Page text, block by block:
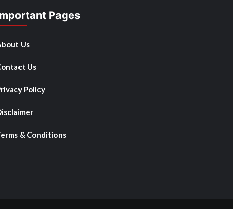
Pages
Us
Us
Policy
& Conditions